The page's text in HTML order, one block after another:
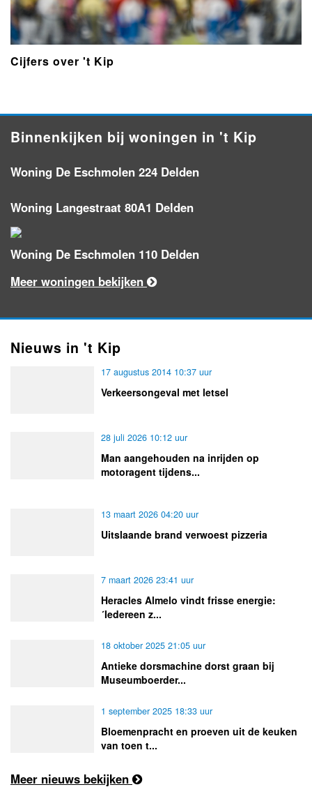
Cijfers over 't Kip
Binnenkijken bij woningen in 't Kip
Woning De Eschmolen 224 Delden
Woning Langestraat 80A1 Delden
Woning De Eschmolen 110 Delden
Meer woningen bekijken
Nieuws in 't Kip
17 augustus 2014 10:37 uur
Verkeersongeval met letsel
28 juli 2026 10:12 uur
Man aangehouden na inrijden op
motoragent tijdens...
13 maart 2026 04:20 uur
Uitslaande brand verwoest pizzeria
7 maart 2026 23:41 uur
Heracles Almelo vindt frisse energie:
´Iedereen z...
18 oktober 2025 21:05 uur
Antieke dorsmachine dorst graan bij
Museumboerder...
1 september 2025 18:33 uur
Bloemenpracht en proeven uit de keuken
van toen t...
Meer nieuws bekijken